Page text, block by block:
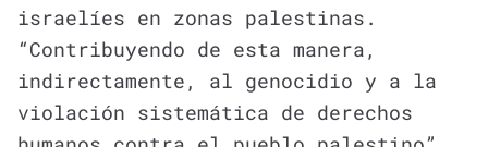
israelíes en zonas palestinas.
“Contribuyendo de esta manera,
indirectamente, al genocidio y a la
violación sistemática de derechos